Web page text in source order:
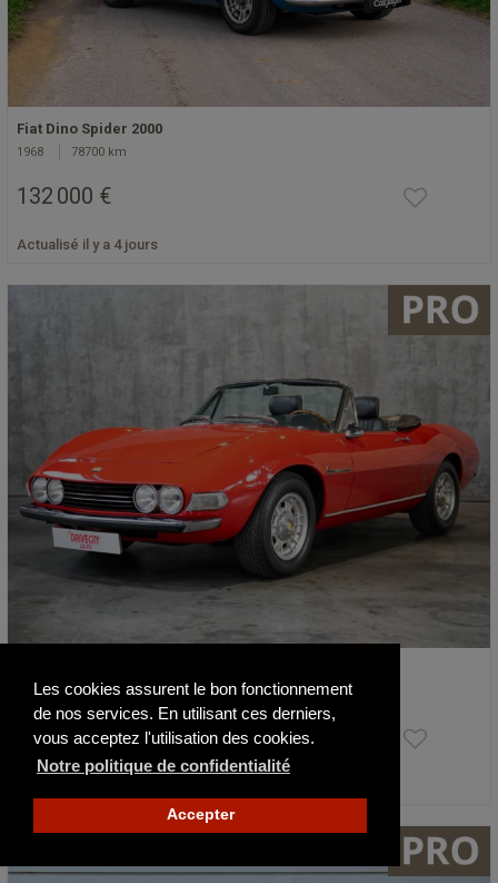
Les cookies assurent le bon fonctionnement
de nos services. En utilisant ces derniers,
vous acceptez l'utilisation des cookies.
Notre politique de confidentialité
Accepter
Fiat Dino Spider 2000
1968 78700 km
132 000 €
Actualisé il y a 4 jours
1972 47034 km
180 000 €